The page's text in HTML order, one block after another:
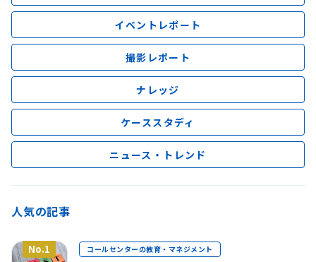
イベントレポート
撮影レポート
ナレッジ
ケーススタディ
ニュース・トレンド
人気の記事
No.1 コールセンターの教育・マネジメント